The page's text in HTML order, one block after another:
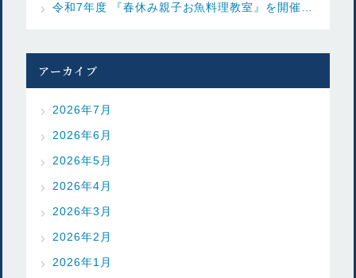
アーカイブ
2026年7月
2026年6月
2026年5月
2026年4月
2026年3月
2026年2月
2026年1月